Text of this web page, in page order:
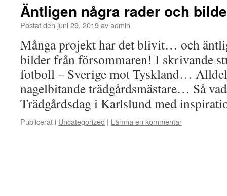
Äntligen några rader och
Postat den juni 29, 2019avadmin
Många projekt har det blivit… och
bilder från försommaren! I skrivande
fotboll – Sverige mot Tyskland…
nagelbitande trädgårdsmästare… Så
Trädgårdsdag i Karlslund med
Publicerat i Uncategorized | Lämna en kommentar